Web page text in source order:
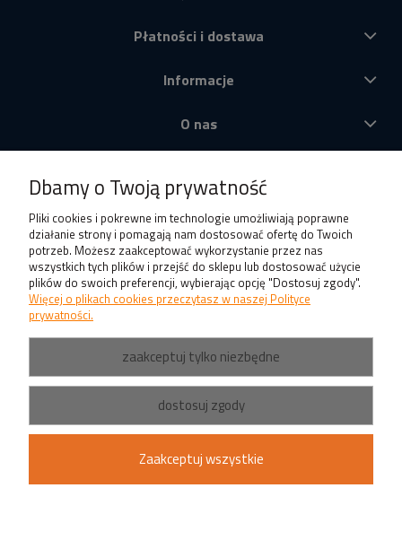
Płatności i dostawa
Informacje
O nas
Dbamy o Twoją prywatność
Pliki cookies i pokrewne im technologie umożliwiają poprawne
działanie strony i pomagają nam dostosować ofertę do Twoich
potrzeb. Możesz zaakceptować wykorzystanie przez nas
wszystkich tych plików i przejść do sklepu lub dostosować użycie
plików do swoich preferencji, wybierając opcję "Dostosuj zgody".
Więcej o plikach cookies przeczytasz w naszej Polityce
prywatności.
zaakceptuj tylko niezbędne
dostosuj zgody
Zaakceptuj wszystkie